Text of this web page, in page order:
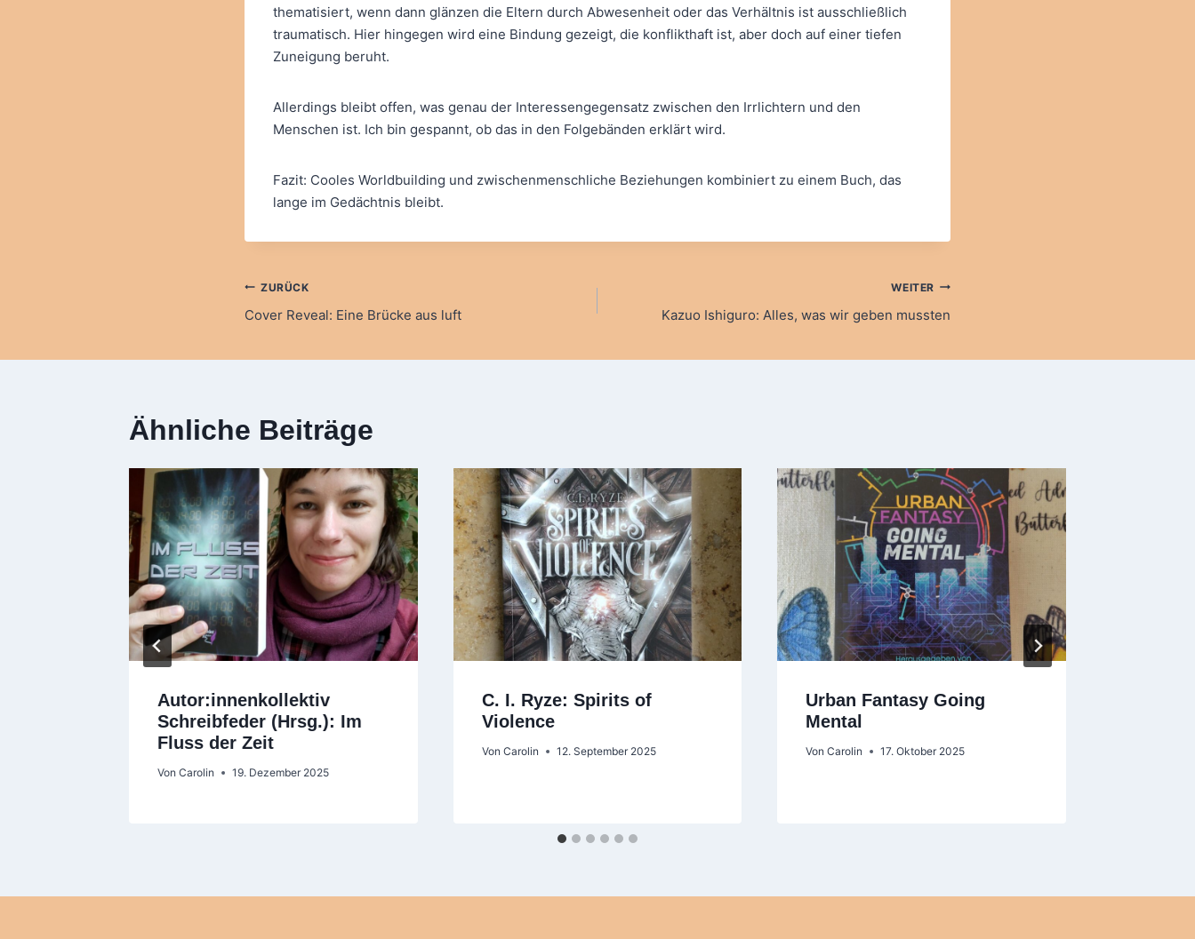
thematisiert, wenn dann glänzen die Eltern durch Abwesenheit oder das Verhältnis ist ausschließlich
traumatisch. Hier hingegen wird eine Bindung gezeigt, die konflikthaft ist, aber doch auf einer tiefen
Zuneigung beruht.
Allerdings bleibt offen, was genau der Interessengegensatz zwischen den Irrlichtern und den
Menschen ist. Ich bin gespannt, ob das in den Folgebänden erklärt wird.
Fazit: Cooles Worldbuilding und zwischenmenschliche Beziehungen kombiniert zu einem Buch, das
lange im Gedächtnis bleibt.
Beitragsnavigation
ZURÜCK
Cover Reveal: Eine Brücke aus luft
WEITER
Kazuo Ishiguro: Alles, was wir geben mussten
Ähnliche Beiträge
Autor:innenkollektiv
Schreibfeder (Hrsg.): Im
Fluss der Zeit
Von Carolin 19. Dezember 2025
C. I. Ryze: Spirits of
Violence
Von Carolin 12. September 2025
Urban Fantasy Going
Mental
Von Carolin 17. Oktober 2025